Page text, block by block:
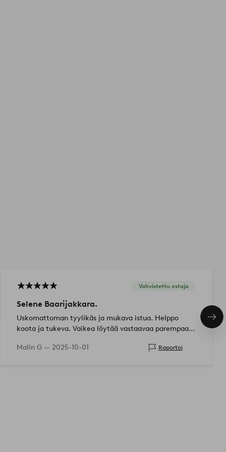
Vahvistettu ostaja
Selene Baarijakkara.
Uskomattoman tyylikäs ja mukava istua. Helppo
koota ja tukeva. Vaikea löytää vastaavaa parempaan
Malin G — 2025-10-01 Raportoi